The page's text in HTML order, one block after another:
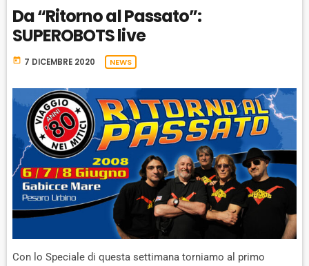
Da “Ritorno al Passato”:
SUPEROBOTS live
today 7 DICEMBRE 2020 NEWS
Con lo Speciale di questa settimana torniamo al primo